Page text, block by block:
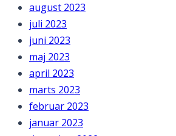
august 2023
juli 2023
juni 2023
maj 2023
april 2023
marts 2023
februar 2023
januar 2023